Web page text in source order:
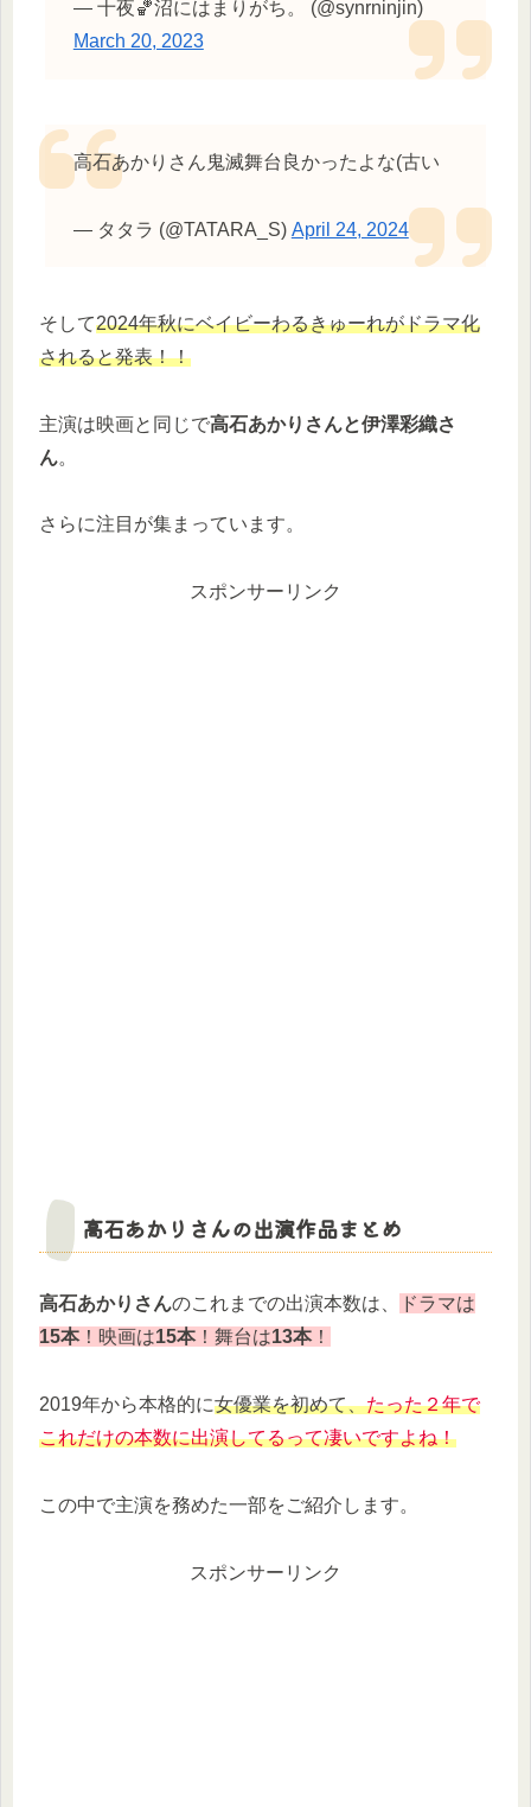
— 十夜🏀沼にはまりがち。 (@synrninjin)
March 20, 2023
高石あかりさん鬼滅舞台良かったよな(古い
— タタラ (@TATARA_S) April 24, 2024
そして2024年秋にベイビーわるきゅーれがドラマ化
されると発表！！
主演は映画と同じで高石あかりさんと伊澤彩織さ
ん。
さらに注目が集まっています。
スポンサーリンク
高石あかりさんの出演作品まとめ
高石あかりさんのこれまでの出演本数は、
ドラマは
15本！映画は15本！舞台は13本！
2019年から本格的に女優業を初めて、たった２年で
これだけの本数に出演してるって凄いですよね！
この中で主演を務めた一部をご紹介します。
スポンサーリンク